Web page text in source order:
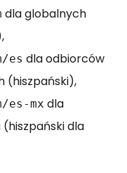
dla globalnych
es dla odbiorców
(hiszpański),
es-mx dla
dla